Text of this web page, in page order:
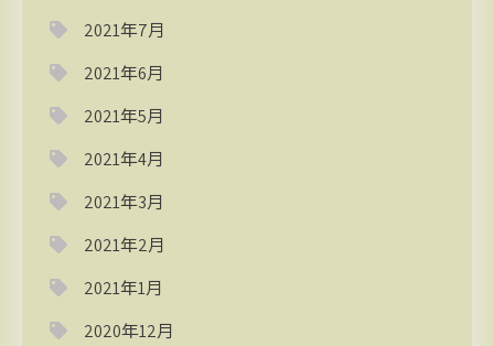
2021年7月
2021年6月
2021年5月
2021年4月
2021年3月
2021年2月
2021年1月
2020年12月